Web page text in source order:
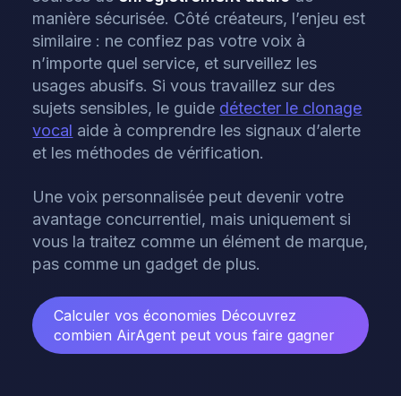
manière sécurisée. Côté créateurs, l’enjeu est
similaire : ne confiez pas votre voix à
n’importe quel service, et surveillez les
usages abusifs. Si vous travaillez sur des
sujets sensibles, le guide détecter le clonage
vocal aide à comprendre les signaux d’alerte
et les méthodes de vérification.
Une voix personnalisée peut devenir votre
avantage concurrentiel, mais uniquement si
vous la traitez comme un élément de marque,
pas comme un gadget de plus.
Calculer vos économies Découvrez
combien AirAgent peut vous faire gagner